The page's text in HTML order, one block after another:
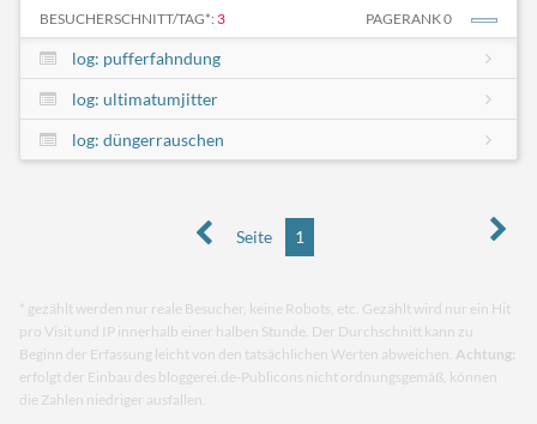
BESUCHERSCHNITT/TAG*: 3 PAGERANK 0
log: pufferfahndung
log: ultimatumjitter
log: düngerrauschen
Seite 1
* gezählt werden nur reale Besucher, keine Robots, etc. Gezählt wird nur ein Hit
pro Visit und IP innerhalb einer halben Stunde. Der Durchschnitt kann zu
Beginn der Erfassung leicht von den tatsächlichen Werten abweichen. Achtung:
erfolgt der Einbau des bloggerei.de-Publicons nicht ordnungsgemäß, können
die Zahlen niedriger ausfallen.